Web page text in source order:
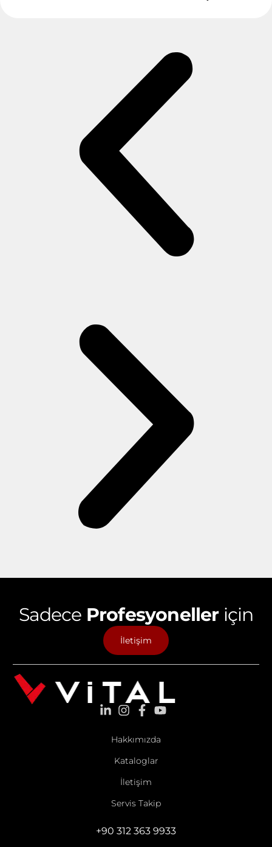
Sadece Profesyonelleriçin
İletişim
Hakkımızda
Kataloglar
İletişim
Servis Takip
+90 312 363 9933